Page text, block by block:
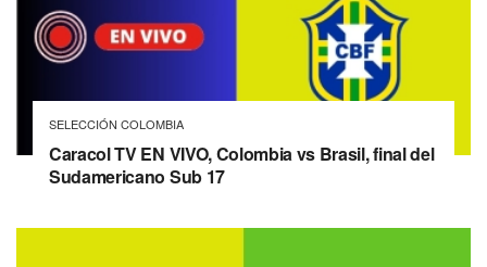
SELECCIÓN COLOMBIA
Caracol TV EN VIVO, Colombia vs Brasil, final del
Sudamericano Sub 17